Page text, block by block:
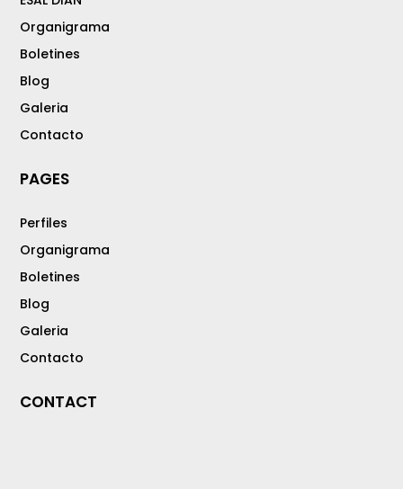
Organigrama
Boletines
Blog
Galeria
Contacto
PAGES
Perfiles
Organigrama
Boletines
Blog
Galeria
Contacto
CONTACT